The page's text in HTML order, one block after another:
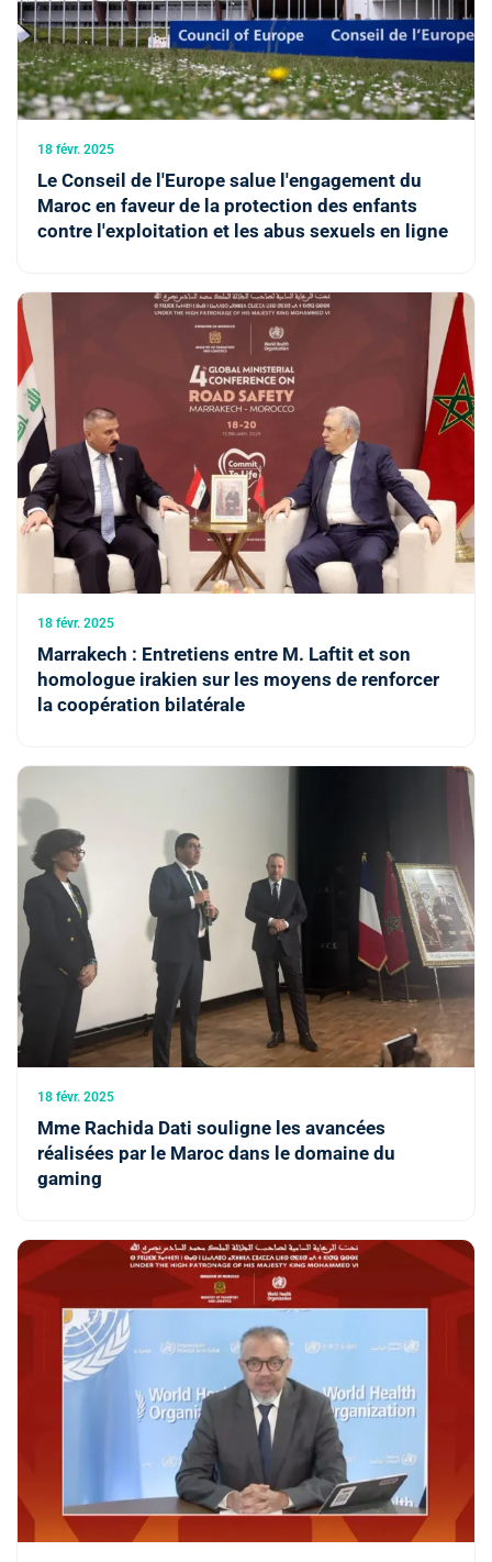
18 févr. 2025
Le Conseil de l'Europe salue l'engagement du
Maroc en faveur de la protection des enfants
contre l'exploitation et les abus sexuels en ligne
18 févr. 2025
Marrakech : Entretiens entre M. Laftit et son
homologue irakien sur les moyens de renforcer
la coopération bilatérale
18 févr. 2025
Mme Rachida Dati souligne les avancées
réalisées par le Maroc dans le domaine du
gaming